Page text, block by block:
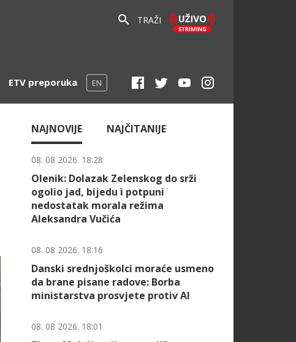
TRAŽI
ETV preporuka EN
NAJNOVIJE NAJČITANIJE
08. 08 2026. 18:28
Olenik: Dolazak Zelenskog do srži
ogolio jad, bijedu i potpuni
nedostatak morala režima
Aleksandra Vučića
08. 08 2026. 18:16
Danski srednjoškolci moraće usmeno
da brane pisane radove: Borba
ministarstva prosvjete protiv AI
08. 08 2026. 18:01